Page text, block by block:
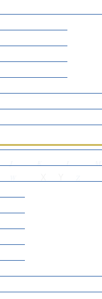
J K L
M